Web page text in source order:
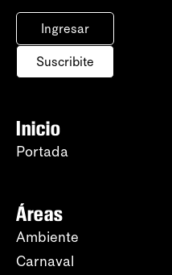
Ingresar
Suscribite
Inicio
Portada
Áreas
Ambiente
Carnaval